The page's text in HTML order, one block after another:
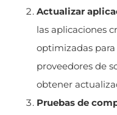
Actualizar
las aplicaciones
optimizadas para
proveedores de
obtener
Pruebas de